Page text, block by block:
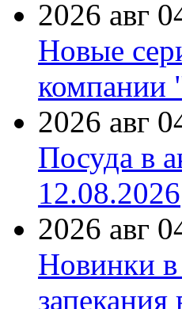
2026 авг
Новые
компании
2026 авг
Посуда в
12.08.2026
2026 авг
Новинки